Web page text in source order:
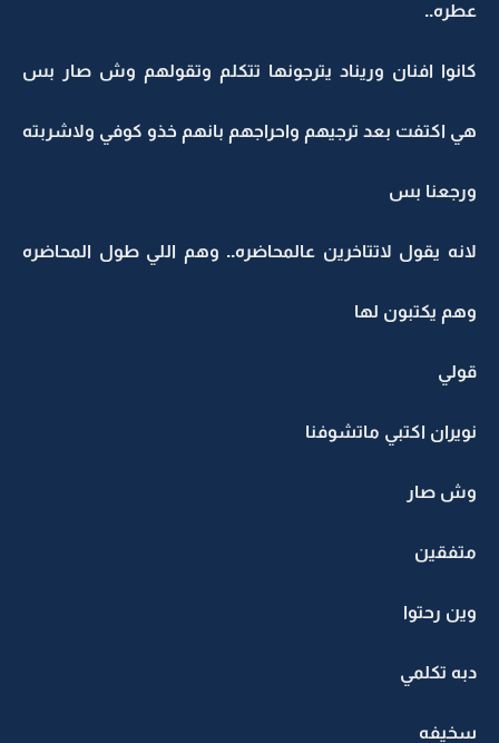
عطره..
كانوا افنان وريناد يترجونها تتكلم وتقولهم وش صار بس
هي اكتفت بعد ترجيهم واحراجهم بانهم خذو كوفي ولاشربته
ورجعنا بس
لانه يقول لاتتاخرين عالمحاضره.. وهم اللي طول المحاضره
وهم يكتبون لها
قولي
نويران اكتبي ماتشوفنا
وش صار
متفقين
وين رحتوا
دبه تكلمي
سخيفه